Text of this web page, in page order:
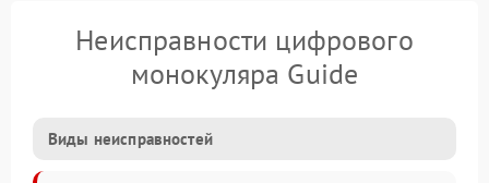
Неисправности цифрового
монокуляра Guide
Виды неисправностей